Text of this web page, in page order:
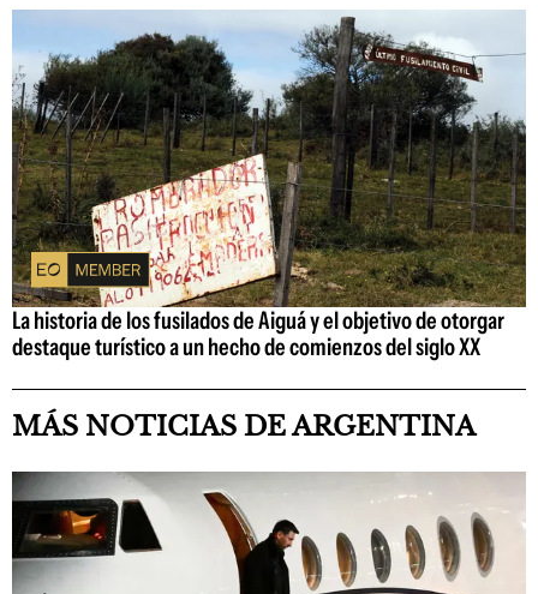
La historia de los fusilados de Aiguá y el objetivo de otorgar
destaque turístico a un hecho de comienzos del siglo XX
MÁS NOTICIAS DE ARGENTINA